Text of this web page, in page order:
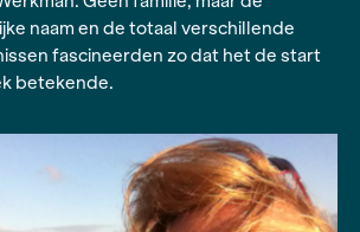
schreef Elvira Werkman
de eerste pagina’s van haar
kunstenaar, drukker en
naam en de totaal
fascineerden zo dat
betekende.